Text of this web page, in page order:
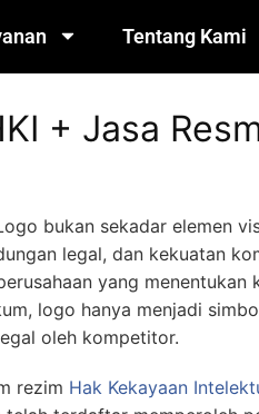
Tentang Kami
+ Jasa
bukan sekadar elemen
legal, dan kekuatan
yang menentukan
logo hanya menjadi
oleh kompetitor.
rezim Hak Kekayaan